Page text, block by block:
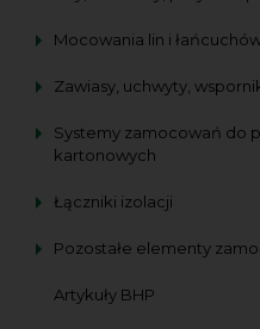
Mocowania lin i
Zawiasy, uchwyty,
Systemy zamocowań do
kartonowych
Łączniki izolacji
Pozostałe elementy
Artykuły BHP